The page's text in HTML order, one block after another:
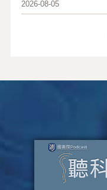
2026-08-05